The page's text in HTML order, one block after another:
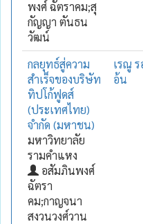
พงศ์ ฉัตราคม;สุ
กัญญา ตันธน
วัฒน์
กลยุทธ์สู่ความ
สำเร็จของบริษัท
ทิปโก้ฟูดส์
(ประเทศไทย)
จำกัด (มหาชน)
มหาวิทยาลัย
รามคำแหง
อสัมภินพงศ์
ฉัตรา
คม;กาญจนา
สงวนวงศ์วาน
เรณู ร
อ้น